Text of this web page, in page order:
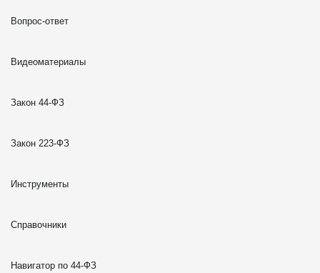
Вопрос-ответ
Видеоматериалы
Закон 44-ФЗ
Закон 223-ФЗ
Инструменты
Справочники
Навигатор по 44-ФЗ